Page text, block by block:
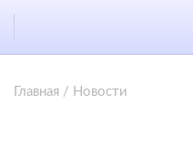
Главная / Новости